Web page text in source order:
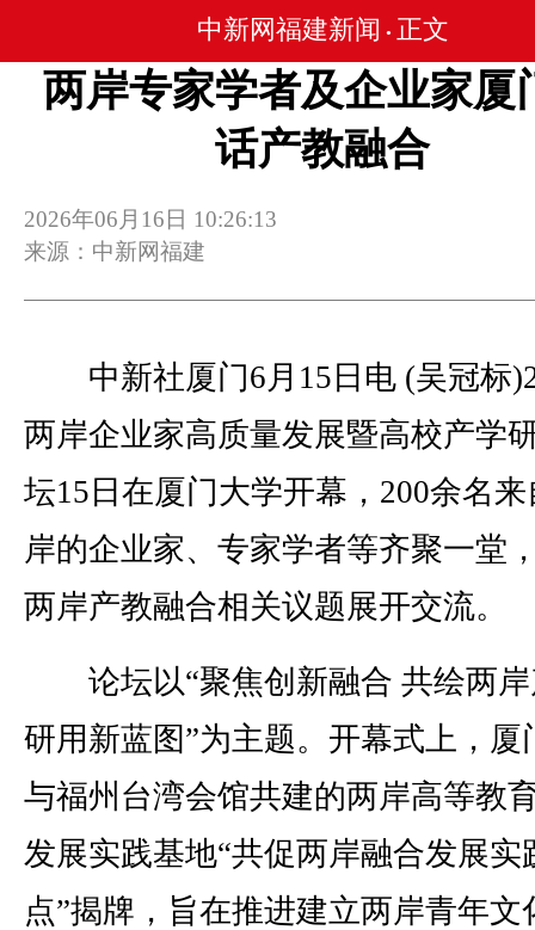
中新网福建新闻 • 正文
两岸专家学者及企业家厦
话产教融合
2026年06月16日 10:26:13
来源：中新网福建
中新社厦门6月15日电 (吴冠标
两岸企业家高质量发展暨高校产学
坛15日在厦门大学开幕，200余名来
岸的企业家、专家学者等齐聚一堂
两岸产教融合相关议题展开交流。
论坛以“聚焦创新融合 共绘两岸
研用新蓝图”为主题。开幕式上，厦
与福州台湾会馆共建的两岸高等教
发展实践基地“共促两岸融合发展实
点”揭牌，旨在推进建立两岸青年文